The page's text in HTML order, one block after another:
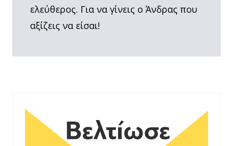
ελεύθερος. Για να γίνεις ο Άνδρας που
αξίζεις να είσαι!